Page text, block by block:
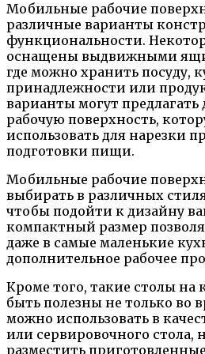
Мобильные рабочие
различные варианты
функциональности.
оснащены выдвижными
где можно хранить посуду,
принадлежности или
варианты могут
рабочую поверхность,
использовать для нарезки
подготовки пищи.
Мобильные рабочие
выбирать в различных
чтобы подойти к дизайну
компактный размер
даже в самые маленькие
дополнительное рабочее
Кроме того, такие столы на
быть полезны не только во
можно использовать в
или сервировочного стола,
разместить